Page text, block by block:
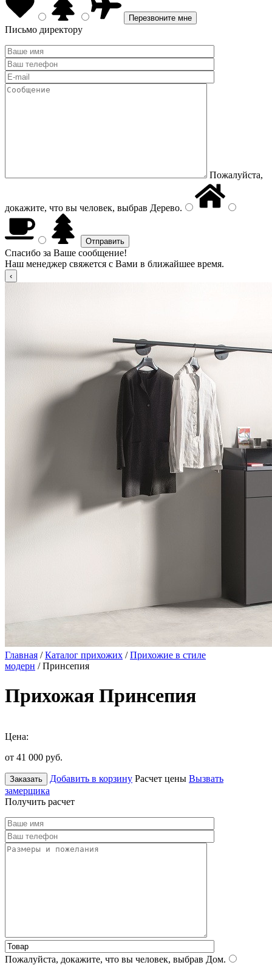
Письмо директору
Пожалуйста,
докажите, что вы человек, выбрав Дерево.
Спасибо за Ваше сообщение!
Наш менеджер свяжется с Вами в ближайшее время.
Главная /Каталог прихожих /Прихожие в стиле
модерн / Принсепия
Прихожая Принсепия
Цена:
от 41 000 руб.
Заказать Добавить в корзину Расчет цены Вызвать
замерщика
Получить расчет
Пожалуйста, докажите, что вы человек, выбрав Дом.